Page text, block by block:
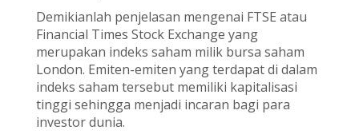
Demikianlah penjelasan mengenai FTSE atau
Financial Times Stock Exchange yang
merupakan indeks saham milik bursa saham
London. Emiten-emiten yang terdapat di dalam
indeks saham tersebut memiliki kapitalisasi
tinggi sehingga menjadi incaran bagi para
investor dunia.